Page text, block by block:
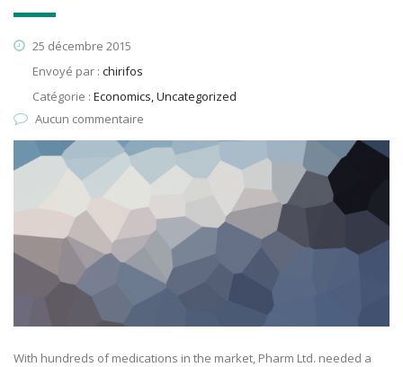
25 décembre 2015
Envoyé par : chirifos
Catégorie : Economics, Uncategorized
Aucun commentaire
With hundreds of medications in the market, Pharm Ltd. needed a